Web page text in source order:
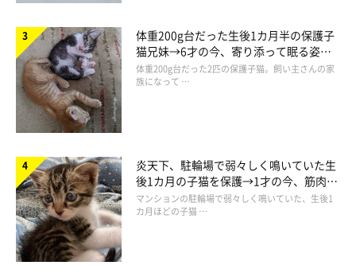
体重200g台だった生後1カ月半の保護子
猫兄妹→6才の今、寄り添って眠る姿に
ほっこり！
体重200g台だった2匹の保護子猫。飼い主さんの家
族になって …
炎天下、駐輪場で弱々しく鳴いていた生
後1カ月の子猫を保護→1才の今、筋肉質
でツンデレなコに成長
マンションの駐輪場で弱々しく鳴いていた、生後1
カ月ほどの子猫 …